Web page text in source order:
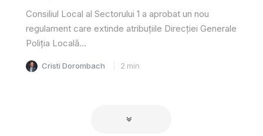
Consiliul Local al Sectorului 1 a aprobat un nou
regulament care extinde atribuțiile Direcției Generale
Poliția Locală...
Cristi Dorombach 2 min